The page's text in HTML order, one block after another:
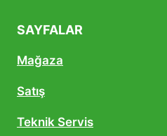
SAYFALAR
Mağaza
Satış
Teknik Servis